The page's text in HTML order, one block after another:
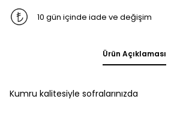
10 gün içinde iade ve değişim
Ürün Açıklaması
Kumru kalitesiyle sofralarınızda